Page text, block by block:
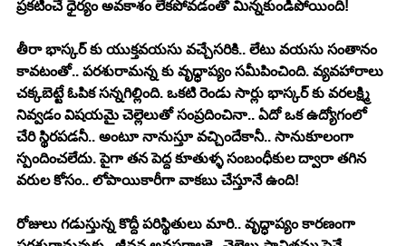
ప్రకటించే ధైర్యం అవకాశం లేకపోవడంతో మిన్నకుండిపోయింది!
తీరా భాస్కర్ కు యుక్తవయసు వచ్చేసరికి.. లేటు వయసు సంతానం
కావటంతో.. పరశురామన్న కు వృధ్ధాప్యం సమీపించింది. వ్యవహారాలు
చక్కబెట్టే ఓపిక సన్నగిల్లింది. ఒకటి రెండు సార్లు భాస్కర్ కు వరలక్ష్మి
నివ్వడం విషయమై చెల్లెలుతో సంప్రదించినా.. ఏదో ఒక ఉద్యోగంలో
చేరి స్థిరపడనీ.. అంటూ నానుస్తూ వచ్చిందేకానీ.. సానుకూలంగా
స్పందించలేదు. పైగా తన పెద్ద కూతుళ్ళ సంబంధీకుల ద్వారా తగిన
వరుల కోసం.. లోపాయికారీగా వాకబు చేస్తూనే ఉంది!
రోజులు గడుస్తున్న కొద్దీ పరిస్థితులు మారి.. వృద్ధాప్యం కారణంగా